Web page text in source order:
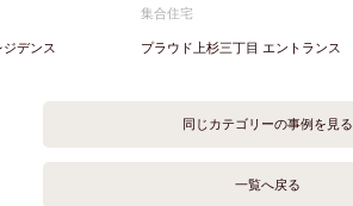
デンス
集合住宅
プラウド上杉三丁目 エントランス
同じカテゴリーの事例を見る
一覧へ戻る